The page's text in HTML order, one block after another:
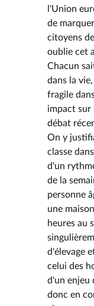
l'Union
de
citoyens
oublie cet
Chacun
dans la
fragile
impact sur
débat
On y
classe
d'un
de la
personne
une
heures au
d'élevage
celui des
d'un enjeu
donc en